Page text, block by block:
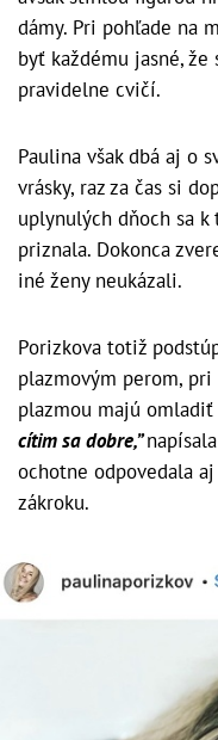
dámy. Pri pohľade na
byť každému jasné,
pravidelne cvičí.
Paulina však dbá aj o
vrásky, raz za čas si
uplynulých dňoch sa
priznala. Dokonca
iné ženy neukázali.
Porizkova totiž
plazmovým perom,
plazmou majú
cítim sa dobre,”
ochotne odpovedala
zákroku.